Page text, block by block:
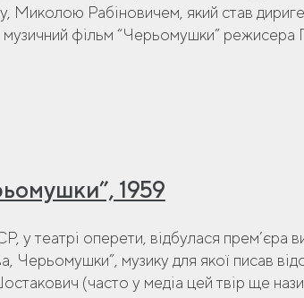
Миколою Рабіновичем, який став
фільм “Черьомушки” режисера
1959
у театрі оперети, відбулася прем’єра
Черьомушки”, музику для якої писав
(часто у медіа цей твір ще